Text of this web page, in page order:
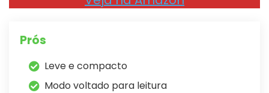
Prós
Leve e compacto
Modo voltado para leitura